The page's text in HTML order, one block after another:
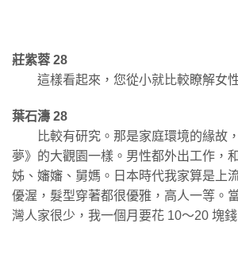
莊紫蓉 28
這樣看起來，您從小就比較瞭解女
葉石濤 28
比較有研究。那是家庭環境的緣故
夢》的大觀園一樣。男性都外出工作，
姊、嬸嬸、舅媽。日本時代我家算是上
優渥，髮型穿著都很優雅，高人一等。
灣人家很少，我一個月要花 10～20 塊錢